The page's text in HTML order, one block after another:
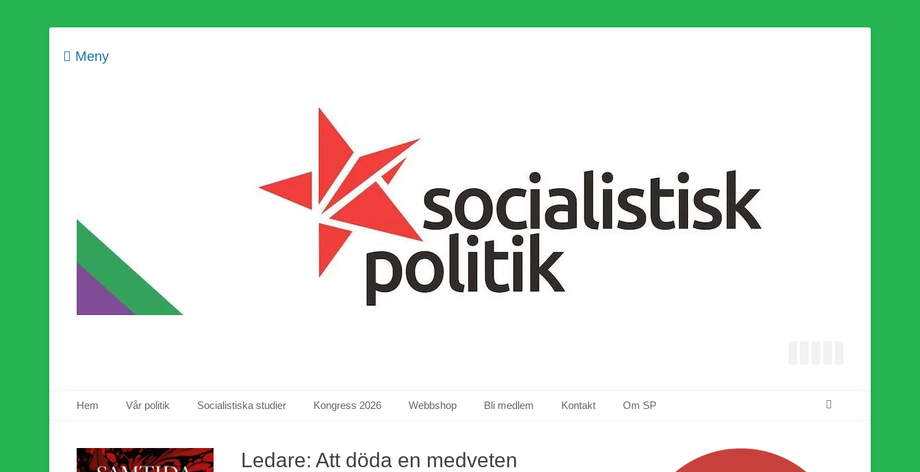
Meny
Primär meny
Hem Vår politik Socialistiska studier Kongress 2026 Webbshop Bli medlem Kontakt Om SP
Ledare: Att döda en med­veten